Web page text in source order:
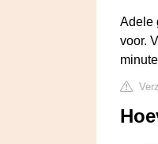
Adele
voor.